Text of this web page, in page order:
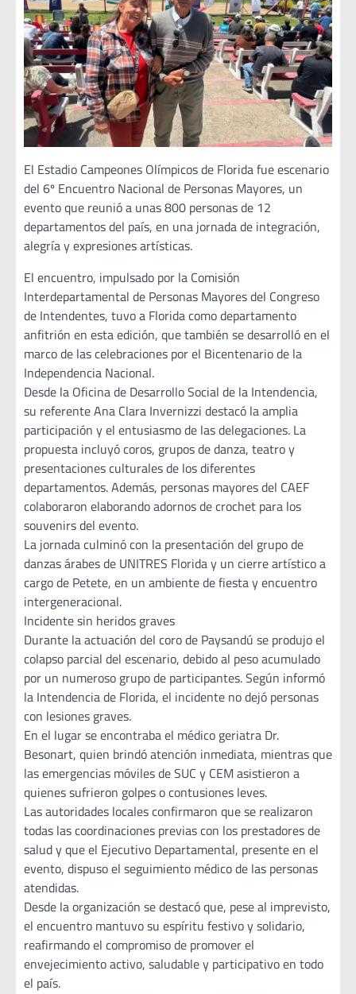
El Estadio Campeones Olímpicos de Florida fue escenario
del 6º Encuentro Nacional de Personas Mayores, un
evento que reunió a unas 800 personas de 12
departamentos del país, en una jornada de integración,
alegría y expresiones artísticas.
El encuentro, impulsado por la Comisión
Interdepartamental de Personas Mayores del Congreso
de Intendentes, tuvo a Florida como departamento
anfitrión en esta edición, que también se desarrolló en el
marco de las celebraciones por el Bicentenario de la
Independencia Nacional.
Desde la Oficina de Desarrollo Social de la Intendencia,
su referente Ana Clara Invernizzi destacó la amplia
participación y el entusiasmo de las delegaciones. La
propuesta incluyó coros, grupos de danza, teatro y
presentaciones culturales de los diferentes
departamentos. Además, personas mayores del CAEF
colaboraron elaborando adornos de crochet para los
souvenirs del evento.
La jornada culminó con la presentación del grupo de
danzas árabes de UNITRES Florida y un cierre artístico a
cargo de Petete, en un ambiente de fiesta y encuentro
intergeneracional.
Incidente sin heridos graves
Durante la actuación del coro de Paysandú se produjo el
colapso parcial del escenario, debido al peso acumulado
por un numeroso grupo de participantes. Según informó
la Intendencia de Florida, el incidente no dejó personas
con lesiones graves.
En el lugar se encontraba el médico geriatra Dr.
Besonart, quien brindó atención inmediata, mientras que
las emergencias móviles de SUC y CEM asistieron a
quienes sufrieron golpes o contusiones leves.
Las autoridades locales confirmaron que se realizaron
todas las coordinaciones previas con los prestadores de
salud y que el Ejecutivo Departamental, presente en el
evento, dispuso el seguimiento médico de las personas
atendidas.
Desde la organización se destacó que, pese al imprevisto,
el encuentro mantuvo su espíritu festivo y solidario,
reafirmando el compromiso de promover el
envejecimiento activo, saludable y participativo en todo
el país.